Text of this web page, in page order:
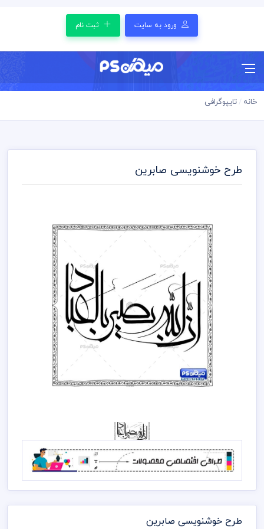
ورود به سایت ثبت نام
خانه تایپوگرافی
طرح خوشنویسی صابرین
طرح خوشنویسی صابرین